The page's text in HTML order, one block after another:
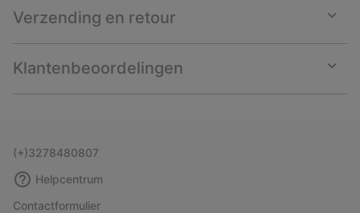
Verzending en retour
or
Klantenbeoordelingen
or
(+)3278480807
Helpcentrum
Contactformulier